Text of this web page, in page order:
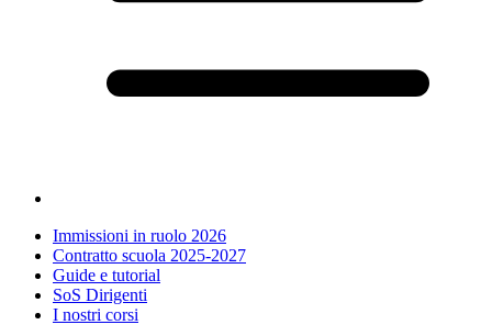
Immissioni in ruolo 2026
Contratto scuola 2025-2027
Guide e tutorial
SoS Dirigenti
I nostri corsi